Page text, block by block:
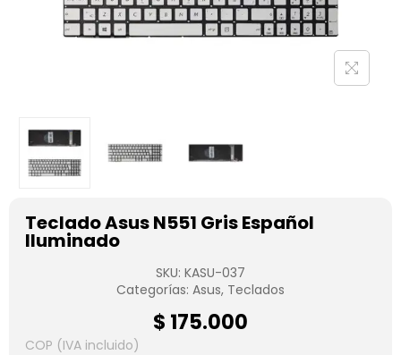
Teclado Asus N551 Gris Español
Iluminado
SKU: KASU-037
Categorías: Asus, Teclados
$ 175.000
COP (IVA incluido)